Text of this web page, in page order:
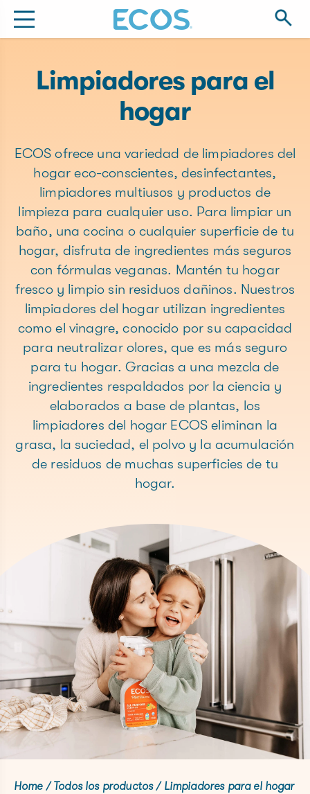
Limpiadores para el
hogar
ECOS ofrece una variedad de limpiadores del
hogar eco-conscientes, desinfectantes,
limpiadores multiusos y productos de
limpieza para cualquier uso. Para limpiar un
baño, una cocina o cualquier superficie de tu
hogar, disfruta de ingredientes más seguros
con fórmulas veganas. Mantén tu hogar
fresco y limpio sin residuos dañinos. Nuestros
limpiadores del hogar utilizan ingredientes
como el vinagre, conocido por su capacidad
para neutralizar olores, que es más seguro
para tu hogar. Gracias a una mezcla de
ingredientes respaldados por la ciencia y
elaborados a base de plantas, los
limpiadores del hogar ECOS eliminan la
grasa, la suciedad, el polvo y la acumulación
de residuos de muchas superficies de tu
hogar.
Home/ Todos los productos/ Limpiadores para el hogar